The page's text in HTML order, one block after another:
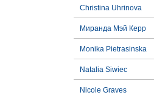
Christina Uhrinova
Миранда Мэй Керр
Monika Pietrasinska
Natalia Siwiec
Nicole Graves